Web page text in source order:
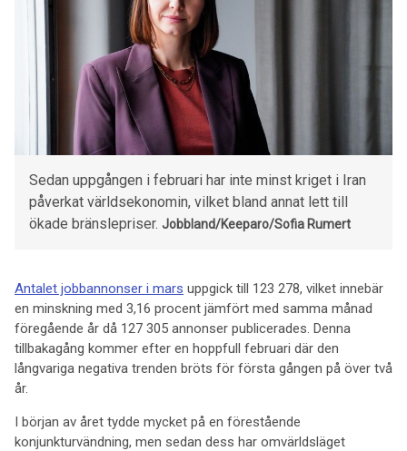
Sedan uppgången i februari har inte minst kriget i Iran
påverkat världsekonomin, vilket bland annat lett till
ökade bränslepriser. Jobbland/Keeparo/Sofia Rumert
Antalet jobbannonser i mars uppgick till 123 278, vilket innebär
en minskning med 3,16 procent jämfört med samma månad
föregående år då 127 305 annonser publicerades. Denna
tillbakagång kommer efter en hoppfull februari där den
långvariga negativa trenden bröts för första gången på över två
år.
I början av året tydde mycket på en förestående
konjunkturvändning, men sedan dess har omvärldsläget